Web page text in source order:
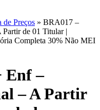
de Preços » BRA017 –
de 01 Titular |
Completa 30% Não MEI
Enf –
– A Partir